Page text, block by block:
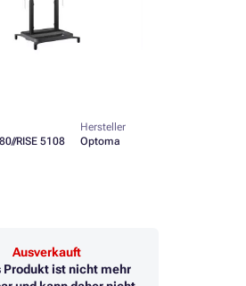
RISE 5108
Hersteller
Optoma
Ausverkauft
Produkt ist nicht mehr